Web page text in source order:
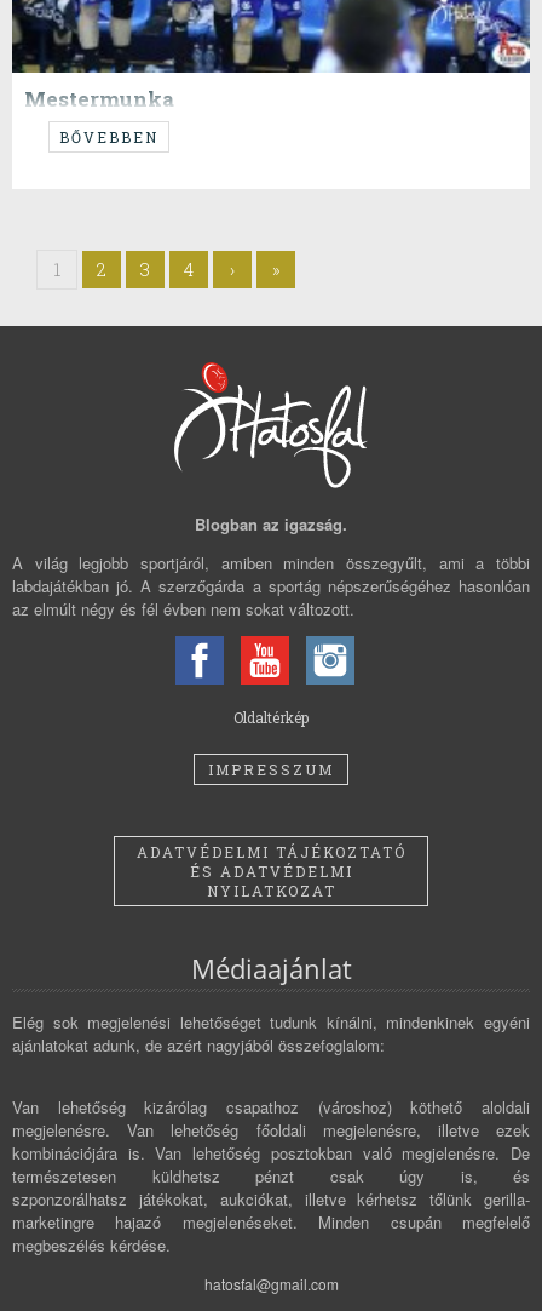
Mestermunka
Győzelem szegedi módra!
BŐVEBBEN
1 2 3 4 › »
Blogban az igazság.
A világ legjobb sportjáról, amiben minden összegyűlt, ami a többi
labdajátékban jó. A szerzőgárda a sportág népszerűségéhez hasonlóan
az elmúlt négy és fél évben nem sokat változott.
Oldaltérkép
IMPRESSZUM
ADATVÉDELMI TÁJÉKOZTATÓ
ÉS ADATVÉDELMI
NYILATKOZAT
Médiaajánlat
Elég sok megjelenési lehetőséget tudunk kínálni, mindenkinek egyéni
ajánlatokat adunk, de azért nagyjából összefoglalom:
Van lehetőség kizárólag csapathoz (városhoz) köthető aloldali
megjelenésre. Van lehetőség főoldali megjelenésre, illetve ezek
kombinációjára is. Van lehetőség posztokban való megjelenésre. De
természetesen küldhetsz pénzt csak úgy is, és
szponzorálhatsz játékokat, aukciókat, illetve kérhetsz tőlünk gerilla-
marketingre hajazó megjelenéseket. Minden csupán megfelelő
megbeszélés kérdése.
hatosfal@gmail.com